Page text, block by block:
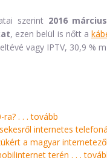
szerint 2016
, ezen belül is nőtt a
vagy IPTV, 30,9 %
ra? . . .tovább
internetes
a magyar
terén . . .